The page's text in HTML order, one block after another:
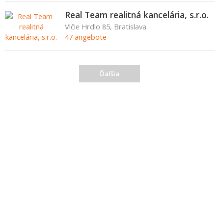
Real Team realitná kancelária, s.r.o.
Vlčie Hrdlo 85, Bratislava
47 angebote
Ďalšia